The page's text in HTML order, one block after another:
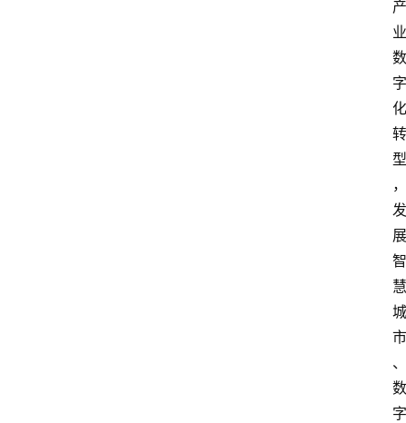
产
业
数
字
化
转
型
，
发
展
智
慧
城
市
、
数
字